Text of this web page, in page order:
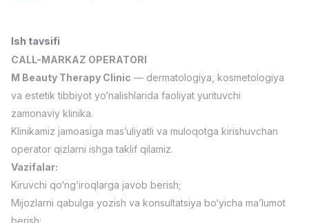
Farmatsevt
3,000,000 - 10,000,000 sum
Full time job
Ish joyidan
Kelishiladi
NAFF
Full time job
TOP
Sotuv bo'yicha agent
Kelishiladi
TOP
Ish tavsifi
CALL-MARKAZ OPERATORI
M Beauty Therapy Clinic — dermatologiya, kosmetologiya
va estetik tibbiyot yo‘nalishlarida faoliyat yurituvchi
zamonaviy klinika.
Klinikamiz jamoasiga mas’uliyatli va muloqotga kirishuvchan
operator qizlarni ishga taklif qilamiz.
Vazifalar:
Kiruvchi qo‘ng‘iroqlarga javob berish;
Mijozlarni qabulga yozish va konsultatsiya bo‘yicha ma’lumot
Vakansiyalar Sohalar Korxonalar Profil